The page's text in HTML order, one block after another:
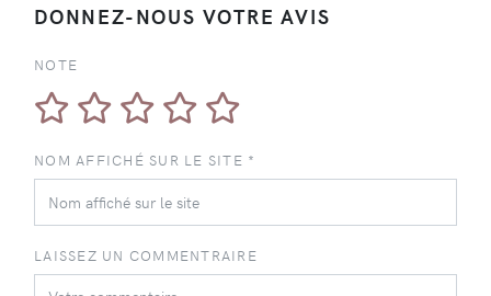
DONNEZ-NOUS VOTRE AVIS
NOTE
NOM AFFICHÉ SUR LE SITE *
LAISSEZ UN COMMENTRAIRE